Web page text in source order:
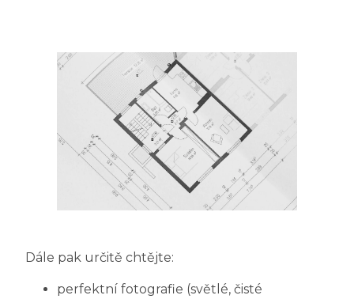
Dále pak určitě chtějte:
perfektní fotografie (světlé, čisté